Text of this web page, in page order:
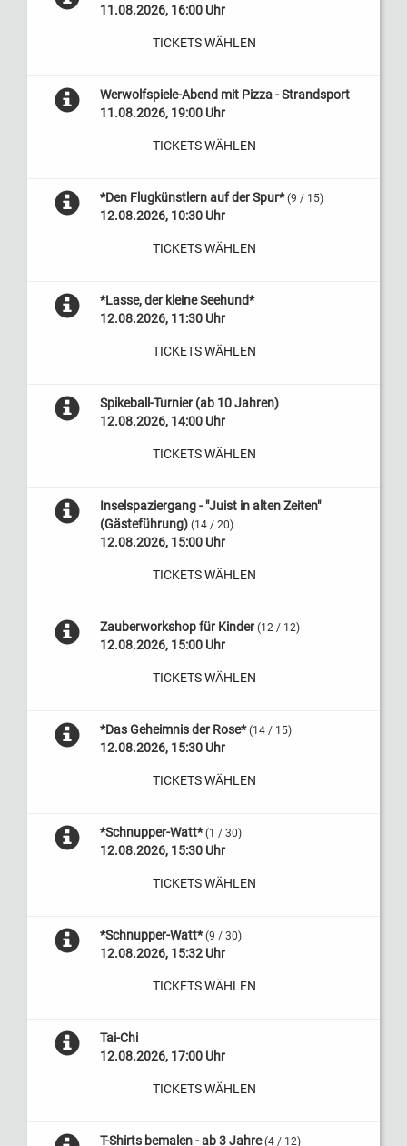
11.08.2026, 16:00 Uhr
TICKETS WÄHLEN
Werwolfspiele-Abend mit Pizza - Strandsport
11.08.2026, 19:00 Uhr
TICKETS WÄHLEN
*Den Flugkünstlern auf der Spur* (9 / 15)
12.08.2026, 10:30 Uhr
TICKETS WÄHLEN
*Lasse, der kleine Seehund*
12.08.2026, 11:30 Uhr
TICKETS WÄHLEN
Spikeball-Turnier (ab 10 Jahren)
12.08.2026, 14:00 Uhr
TICKETS WÄHLEN
Inselspaziergang - "Juist in alten Zeiten"
(Gästeführung) (14 / 20)
12.08.2026, 15:00 Uhr
TICKETS WÄHLEN
Zauberworkshop für Kinder (12 / 12)
12.08.2026, 15:00 Uhr
TICKETS WÄHLEN
*Das Geheimnis der Rose* (14 / 15)
12.08.2026, 15:30 Uhr
TICKETS WÄHLEN
*Schnupper-Watt* (1 / 30)
12.08.2026, 15:30 Uhr
TICKETS WÄHLEN
*Schnupper-Watt* (9 / 30)
12.08.2026, 15:32 Uhr
TICKETS WÄHLEN
Tai-Chi
12.08.2026, 17:00 Uhr
TICKETS WÄHLEN
T-Shirts bemalen - ab 3 Jahre (4 / 12)